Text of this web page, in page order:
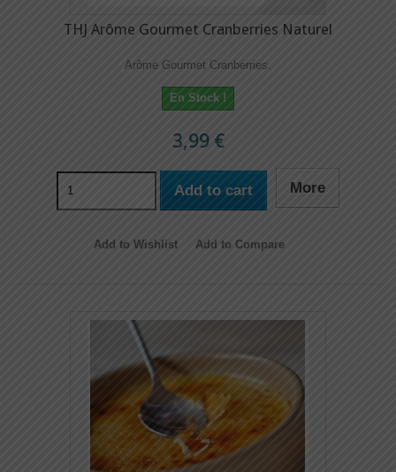
THJ Arôme Gourmet Cranberries Naturel
Arôme Gourmet Cranberries.
En Stock !
3,99 €
Add to cart More
Add to Wishlist Add to Compare